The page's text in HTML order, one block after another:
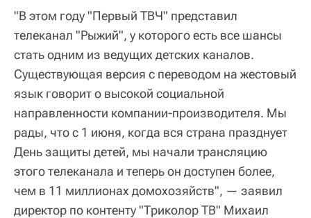
"В этом году "Первый ТВЧ" представил
телеканал "Рыжий", у которого есть все шансы
стать одним из ведущих детских каналов.
Существующая версия с переводом на жестовый
язык говорит о высокой социальной
направленности компании-производителя. Мы
рады, что с 1 июня, когда вся страна празднует
День защиты детей, мы начали трансляцию
этого телеканала и теперь он доступен более,
чем в 11 миллионах домохозяйств", — заявил
директор по контенту "Триколор ТВ" Михаил